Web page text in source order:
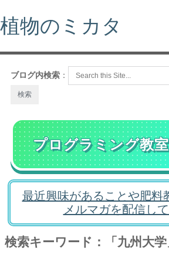
植物のミカタ
ブログ内検索 ：
プログラミング教室
最近興味があることや肥料
メルマガを配信し
検索キーワード：「九州大学